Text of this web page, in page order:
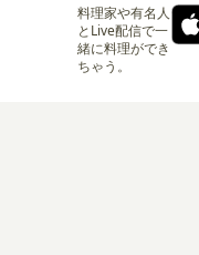
料理家や有名人
とLive配信で一
緒に料理ができ
ちゃう。